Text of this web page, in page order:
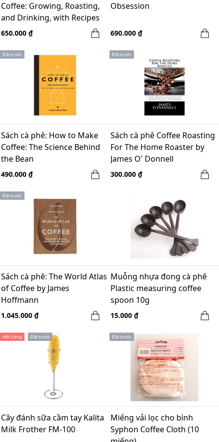
Coffee: Growing, Roasting,
and Drinking, with Recipes
650.000 ₫
Obsession
690.000 ₫
Đặt trước
Sách cà phê: How to Make
Coffee: The Science Behind
the Bean
490.000 ₫
Đặt trước
Sách cà phê Coffee Roasting
For The Home Roaster by
James O' Donnell
300.000 ₫
Đặt trước
Sách cà phê: The World Atlas
of Coffee by James
Hoffmann
1.045.000 ₫
Muỗng nhựa đong cà phê
Plastic measuring coffee
spoon 10g
15.000 ₫
Hết hàng Đặt trước
Cây đánh sữa cầm tay Kalita
Milk Frother FM-100
Đặt trước
Miếng vải lọc cho bình
Syphon Coffee Cloth (10